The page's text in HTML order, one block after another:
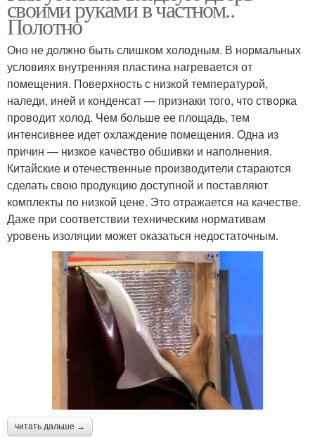
своими руками в частном..
Полотно
Оно не должно быть слишком холодным. В нормальных
условиях внутренняя пластина нагревается от
помещения. Поверхность с низкой температурой,
наледи, иней и конденсат — признаки того, что створка
проводит холод. Чем больше ее площадь, тем
интенсивнее идет охлаждение помещения. Одна из
причин — низкое качество обшивки и наполнения.
Китайские и отечественные производители стараются
сделать свою продукцию доступной и поставляют
комплекты по низкой цене. Это отражается на качестве.
Даже при соответствии техническим нормативам
уровень изоляции может оказаться недостаточным.
читать дальше →